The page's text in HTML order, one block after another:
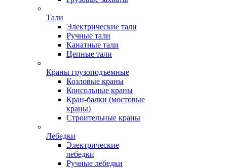
Тали
Электрические тали
Ручные тали
Канатные тали
Цепные тали
Краны грузоподъемные
Козловые краны
Консольные краны
Кран-балки (мостовые
краны)
Строительные краны
Лебедки
Электрические
лебедки
Ручные лебедки